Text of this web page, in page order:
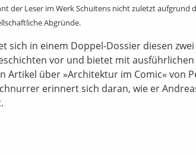
der Leser im Werk Schuitens nicht zuletzt aufgrund
Abgründe.
sich in einem Doppel-Dossier diesen
vor und bietet mit
Artikel über »Architektur im Comic« von
erinnert sich daran, wie er